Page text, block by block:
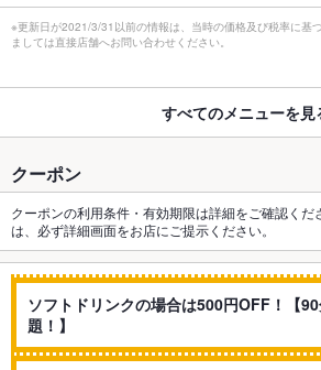
※更新日が2021/3/31以前の情報は、当時の価格及び税率に基
ましては直接店舗へお問い合わせください。
すべてのメニューを見
クーポン
クーポンの利用条件・有効期限は詳細をご確認く
は、必ず詳細画面をお店にご提示ください。
ソフトドリンクの場合は500円OFF！【
題！】